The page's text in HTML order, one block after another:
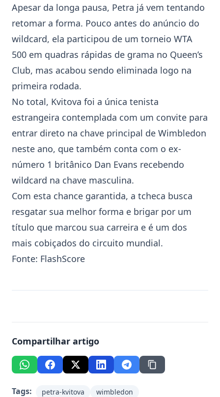
Apesar da longa pausa, Petra já vem tentando
retomar a forma. Pouco antes do anúncio do
wildcard, ela participou de um torneio WTA
500 em quadras rápidas de grama no Queen’s
Club, mas acabou sendo eliminada logo na
primeira rodada.
No total, Kvitova foi a única tenista
estrangeira contemplada com um convite para
entrar direto na chave principal de Wimbledon
neste ano, que também conta com o ex-
número 1 britânico Dan Evans recebendo
wildcard na chave masculina.
Com esta chance garantida, a tcheca busca
resgatar sua melhor forma e brigar por um
título que marcou sua carreira e é um dos
mais cobiçados do circuito mundial.
Fonte: FlashScore
Compartilhar artigo
Tags: petra-kvitova wimbledon